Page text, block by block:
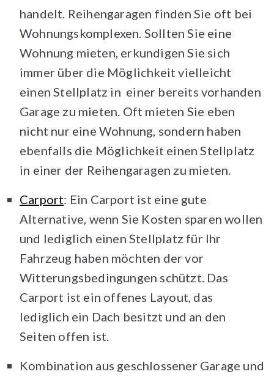
handelt. Reihengaragen finden Sie oft bei
Wohnungskomplexen. Sollten Sie eine
Wohnung mieten, erkundigen Sie sich
immer über die Möglichkeit vielleicht
einen Stellplatz in einer bereits vorhanden
Garage zu mieten. Oft mieten Sie eben
nicht nur eine Wohnung, sondern haben
ebenfalls die Möglichkeit einen Stellplatz
in einer der Reihengaragen zu mieten.
Carport: Ein Carport ist eine gute
Alternative, wenn Sie Kosten sparen wollen
und lediglich einen Stellplatz für Ihr
Fahrzeug haben möchten der vor
Witterungsbedingungen schützt. Das
Carport ist ein offenes Layout, das
lediglich ein Dach besitzt und an den
Seiten offen ist.
Kombination aus geschlossener Garage und